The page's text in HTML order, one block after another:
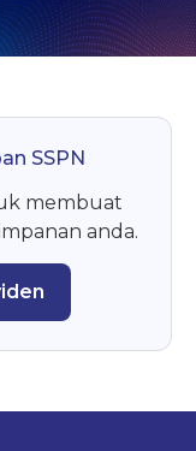
SSPN
membuat
anda.